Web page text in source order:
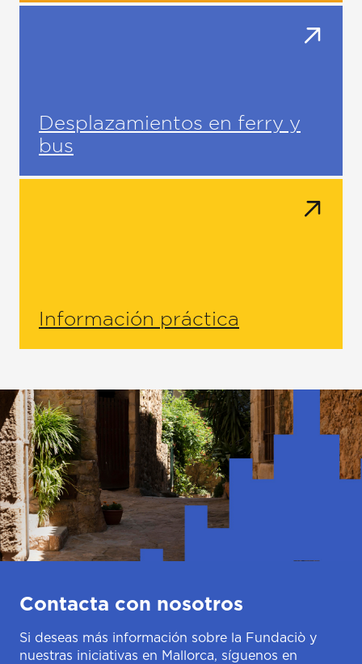
Desplazamientos en ferry y
bus
Información práctica
Contacta con nosotros
Si deseas más información sobre la Fundaciò y
nuestras iniciativas en Mallorca, síguenos en